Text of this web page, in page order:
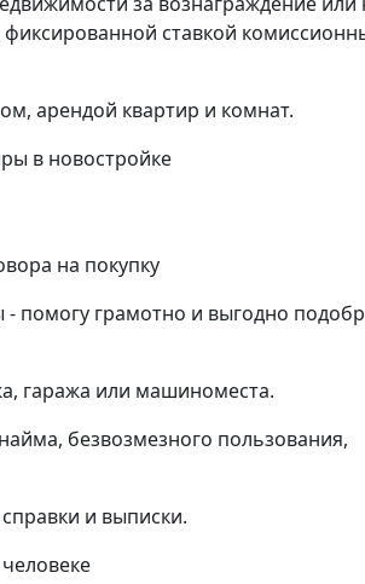
ставкой
арендой квартир и комнат.
в новостройке
на покупку
помогу грамотно и выгодно
гаража или машиноместа.
безвозмезного пользования,
и выписки.